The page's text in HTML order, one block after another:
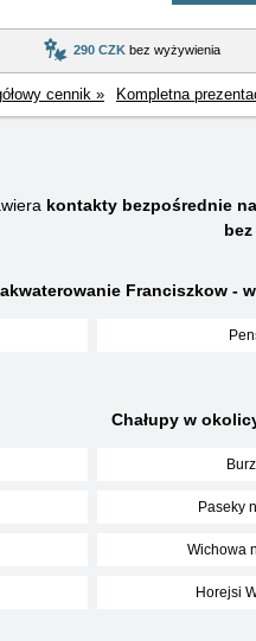
290 CZK bez wyżywienia
cennik » Kompletna
kontakty bezpośrednie
Franciszkow -
Chałupy w
Paseky
Wichowa
Horejsi